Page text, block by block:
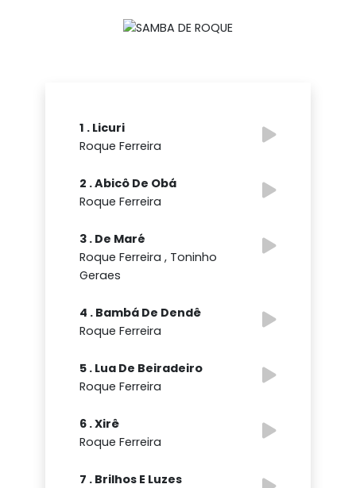
1 . Licuri
Roque Ferreira
2 . Abicô De Obá
Roque Ferreira
3 . De Maré
Roque Ferreira , Toninho
Geraes
4 . Bambá De Dendê
Roque Ferreira
5 . Lua De Beiradeiro
Roque Ferreira
6 . Xirê
Roque Ferreira
7 . Brilhos E Luzes